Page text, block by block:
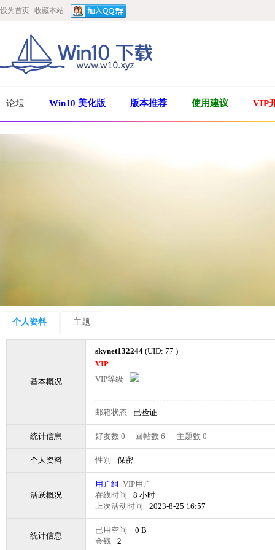
设为首页 收藏本站
论坛 Win10 美化版 版本推荐 使用建议 VIP
个人资料 主题
基本概况
skynet132244 (UID: 77 )
VIP
VIP等级
邮箱状态 已验证
统计信息 好友数 0 | 回帖数 6 | 主题数 0
个人资料 性别 保密
活跃概况
用户组 VIP用户
在线时间
8 小时
上次活动时间
2023-8-25 16:57
统计信息
已用空间
0 B
金钱
2